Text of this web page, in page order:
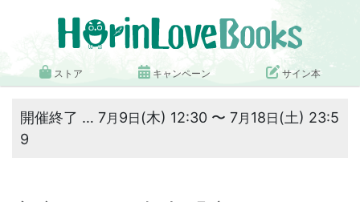
ストア キャンペーン サイン本
開催終了 … 7月 9日 (木) 12:30 〜 7月 18日 (土) 23:5
9